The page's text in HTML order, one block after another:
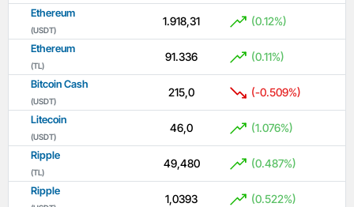
Ethereum
(USDT)
1.918,31 (0.12%)
Ethereum
(TL)
91.336 (0.11%)
Bitcoin Cash
(USDT)
215,0 (-0.509%)
Litecoin
(USDT)
46,0 (1.076%)
Ripple
(TL)
49,480 (0.487%)
Ripple
1,0393 (0.522%)